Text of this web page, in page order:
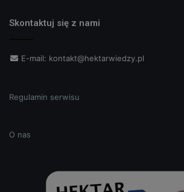
Skontaktuj się z nami
E-mail: kontakt@hektarwiedzy.pl
Regulamin serwisu
O nas